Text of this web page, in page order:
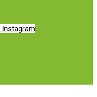
Instagram